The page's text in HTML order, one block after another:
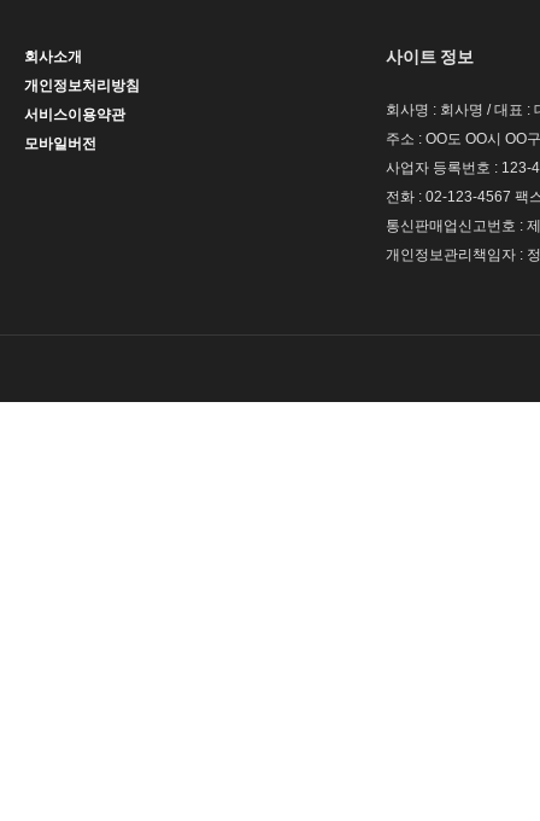
회사소개
개인정보처리방침
서비스이용약관
모바일버전
사이트 정보
회사명 : 회사명 / 대표 :
주소 : OO도 OO시 OO
사업자 등록번호 : 123-
전화 : 02-123-4567 팩
통신판매업신고번호 :
개인정보관리책임자 :